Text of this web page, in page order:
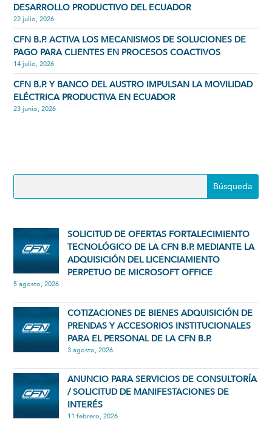
DESARROLLO PRODUCTIVO DEL ECUADOR
22 julio, 2026
CFN B.P. ACTIVA LOS MECANISMOS DE SOLUCIONES DE
PAGO PARA CLIENTES EN PROCESOS COACTIVOS
14 julio, 2026
CFN B.P. Y BANCO DEL AUSTRO IMPULSAN LA MOVILIDAD
ELÉCTRICA PRODUCTIVA EN ECUADOR
23 junio, 2026
SOLICITUD DE OFERTAS FORTALECIMIENTO
TECNOLÓGICO DE LA CFN B.P. MEDIANTE LA
ADQUISICIÓN DEL LICENCIAMIENTO
PERPETUO DE MICROSOFT OFFICE
5 agosto, 2026
COTIZACIONES DE BIENES ADQUISICIÓN DE
PRENDAS Y ACCESORIOS INSTITUCIONALES
PARA EL PERSONAL DE LA CFN B.P.
3 agosto, 2026
ANUNCIO PARA SERVICIOS DE CONSULTORÍA
/ SOLICITUD DE MANIFESTACIONES DE
INTERÉS
11 febrero, 2026